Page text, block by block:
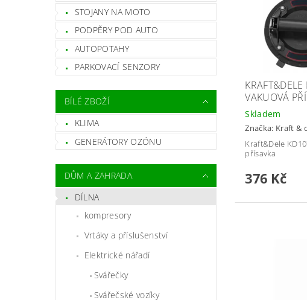
STOJANY NA MOTO
PODPĚRY POD AUTO
AUTOPOTAHY
PARKOVACÍ SENZORY
BÍLÉ ZBOŽÍ
KLIMA
GENERÁTORY OZÓNU
DŮM A ZAHRADA
DÍLNA
kompresory
Vrtáky a příslušenství
Elektrické nářadí
Svářečky
Svářečské vozíky
VAKUOVÁ
Skladem
Značka: Kraft &
Kraft&Dele
přísavka
376 Kč